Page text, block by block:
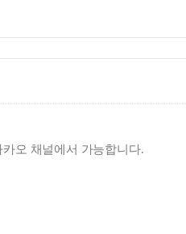
오 채널에서 가능합니다.